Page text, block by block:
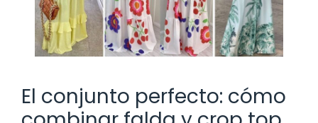
El conjunto perfecto: cómo